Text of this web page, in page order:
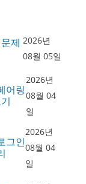
제 2026년
08월 05일
어링
2026년
08월 04
일
그인
2026년
08월 04
일